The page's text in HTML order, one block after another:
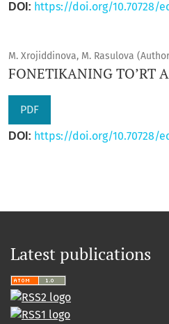
DOI: https://doi.org/10.70728/
M. Xrojiddinova, M. Rasulova
FONETIKANING TO’RT
PDF
DOI: https://doi.org/10.70728/
Latest publications